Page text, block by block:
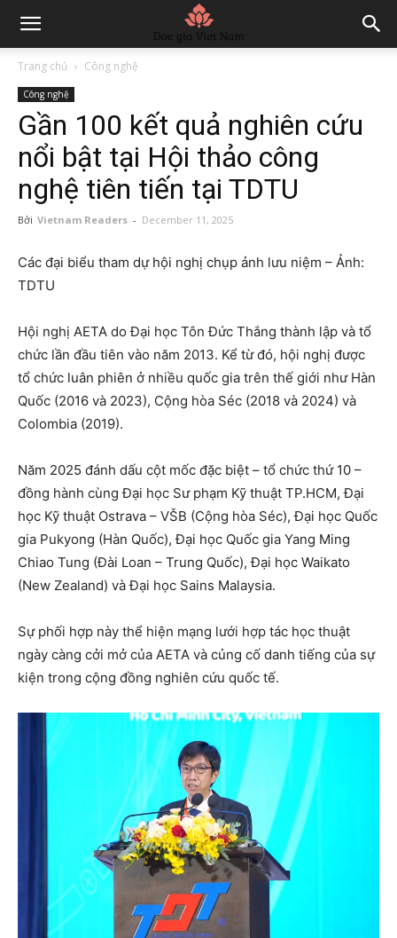
Trang chủ Công nghệ
Công nghệ
Gần 100 kết quả nghiên cứu
nổi bật tại Hội thảo công
nghệ tiên tiến tại TDTU
Bởi Vietnam Readers - December 11, 2025
Các đại biểu tham dự hội nghị chụp ảnh lưu niệm – Ảnh:
TDTU
Hội nghị AETA do Đại học Tôn Đức Thắng thành lập và tổ
chức lần đầu tiên vào năm 2013. Kể từ đó, hội nghị được
tổ chức luân phiên ở nhiều quốc gia trên thế giới như Hàn
Quốc (2016 và 2023), Cộng hòa Séc (2018 và 2024) và
Colombia (2019).
Năm 2025 đánh dấu cột mốc đặc biệt – tổ chức thứ 10 –
đồng hành cùng Đại học Sư phạm Kỹ thuật TP.HCM, Đại
học Kỹ thuật Ostrava – VŠB (Cộng hòa Séc), Đại học Quốc
gia Pukyong (Hàn Quốc), Đại học Quốc gia Yang Ming
Chiao Tung (Đài Loan – Trung Quốc), Đại học Waikato
(New Zealand) và Đại học Sains Malaysia.
Sự phối hợp này thể hiện mạng lưới hợp tác học thuật
ngày càng cởi mở của AETA và củng cố danh tiếng của sự
kiện trong cộng đồng nghiên cứu quốc tế.